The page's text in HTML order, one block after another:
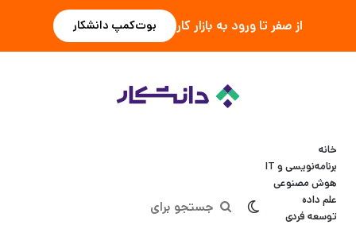
از صفر تا ورود به بازار کار بوت‌کمپ دانشکار
خانه
برنامه‌نویسی و IT
هوش مصنوعی
علم داده
توسعه فردی
تغییر پوسته
جستجو